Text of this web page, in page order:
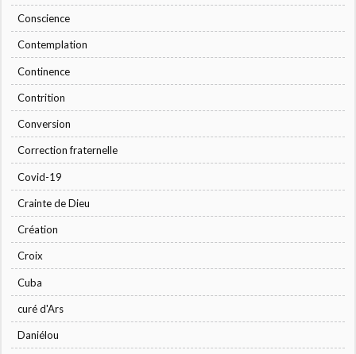
Conscience
Contemplation
Continence
Contrition
Conversion
Correction fraternelle
Covid-19
Crainte de Dieu
Création
Croix
Cuba
curé d'Ars
Daniélou